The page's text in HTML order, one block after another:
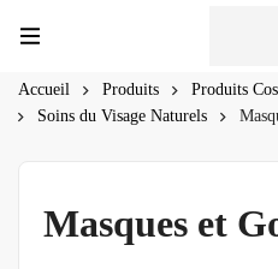
Accueil Produits
Produits
Soins du Visage Naturels
Masques et